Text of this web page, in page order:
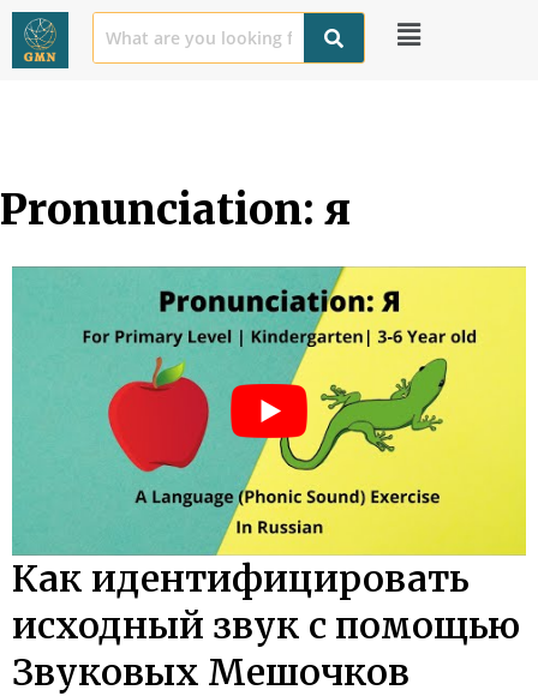
Pronunciation: я
Как идентифицировать
исходный звук с помощью
Звуковых Мешочков